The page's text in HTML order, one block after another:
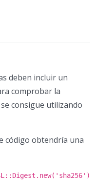
deben incluir un
comprobar la
consigue utilizando
código obtendría una